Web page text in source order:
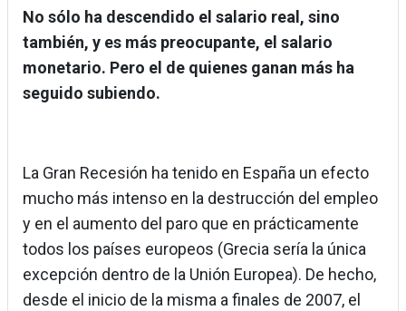
No sólo ha descendido el salario real, sino
también, y es más preocupante, el salario
monetario. Pero el de quienes ganan más ha
seguido subiendo.
La Gran Recesión ha tenido en España un efecto
mucho más intenso en la destrucción del empleo
y en el aumento del paro que en prácticamente
todos los países europeos (Grecia sería la única
excepción dentro de la Unión Europea). De hecho,
desde el inicio de la misma a finales de 2007, el